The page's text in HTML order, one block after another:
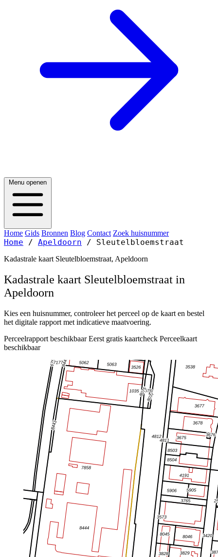
Menu openen
Home Gids Bronnen Blog Contact Zoek huisnummer
Home / Apeldoorn / Sleutelbloemstraat
Kadastrale kaart Sleutelbloemstraat, Apeldoorn
Kadastrale kaart Sleutelbloemstraat in
Apeldoorn
Kies een huisnummer, controleer het perceel op de kaart en bestel
het digitale rapport met indicatieve maatvoering.
Perceelrapport beschikbaar Eerst gratis kaartcheck Perceelkaart
beschikbaar